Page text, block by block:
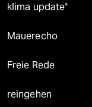
klima update°
Mauerecho
Freie Rede
reingehen